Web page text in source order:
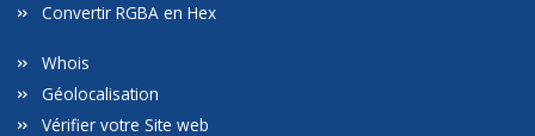
Convertir RGBA en Hex
Whois
Géolocalisation
Vérifier votre Site web